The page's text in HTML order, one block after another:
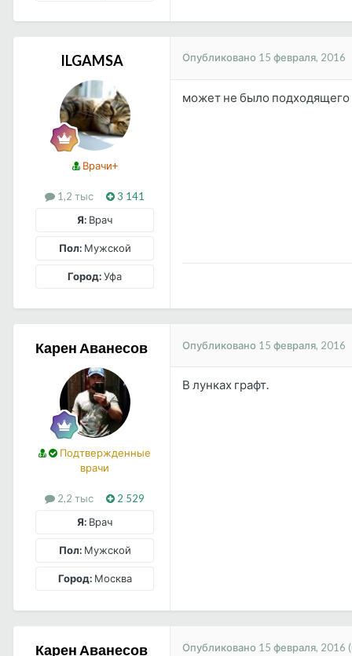
ILGAMSA
Врачи+
1,2 тыс
3 141
Я: Врач
Пол:Мужской
Город:Уфа
Опубликовано 15 февраля, 2016
может не было подходящего
Карен Аванесов
Подтвержденные
врачи
2,2 тыс
2 529
Я: Врач
Пол:Мужской
Город:Москва
Опубликовано 15 февраля, 2016
В лунках графт.
Карен Аванесов Опубликовано 15 февраля, 2016